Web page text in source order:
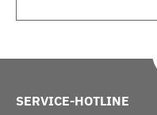
SERVICE-HOTLINE